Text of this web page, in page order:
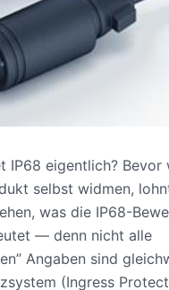
IP68 eigentlich? Bevor
selbst widmen,
was die IP68-
— denn nicht alle
Angaben sind
(Ingress